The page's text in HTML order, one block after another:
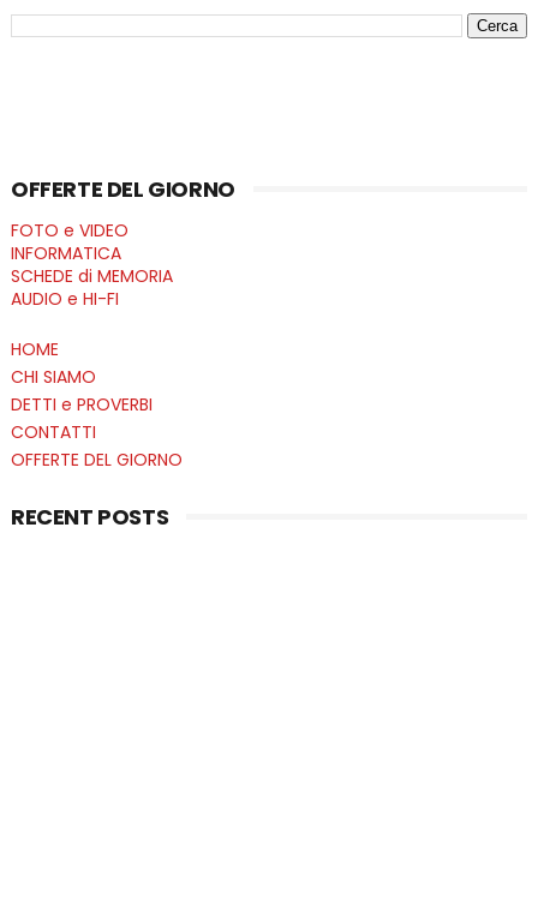
OFFERTE DEL GIORNO
FOTO e VIDEO
INFORMATICA
SCHEDE di MEMORIA
AUDIO e HI-FI
HOME
CHI SIAMO
DETTI e PROVERBI
CONTATTI
OFFERTE DEL GIORNO
RECENT POSTS